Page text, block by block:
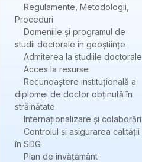
Regulamente, Metodologii,
Proceduri
Domeniile și programul de
studii doctorale în geoștiințe
Admiterea la studiile doctorale
Acces la resurse
Recunoaștere instituțională a
diplomei de doctor obținută în
străinătate
Internaționalizare și colaborări
Controlul și asigurarea calității
în SDG
Plan de învățământ